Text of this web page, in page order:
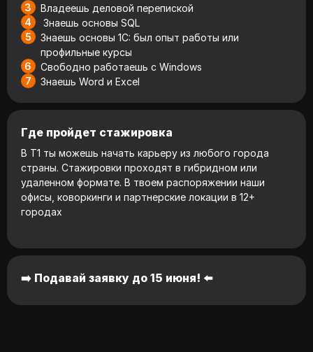
Владеешь деловой перепиской
Знаешь основы SQL
Знаешь основы 1С: был опыт работы или
профильные курсы
Свободно работаешь с Windows
Знаешь Word и Excel
Где пройдет стажировка
В Т1 ты можешь начать карьеру из любого города
страны. Стажировки проходят в гибридном или
удаленном формате. В твоем распоряжении наши
офисы, коворкинги и партнерские локации в 12+
городах
➡️ Подавай заявку до 15 июня! ⬅️